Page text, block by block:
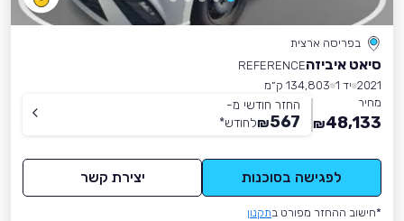
בפריסה ארצית
סיאט איביזהREFERENCE
2021 יד 1
134,803 ק״מ
מחיר
48,133
₪
החזר חודשי מ-
567
₪לחודש*
לפגישה בסוכנות יצירת קשר
*חישוב ההחזר מפורט בתקנון